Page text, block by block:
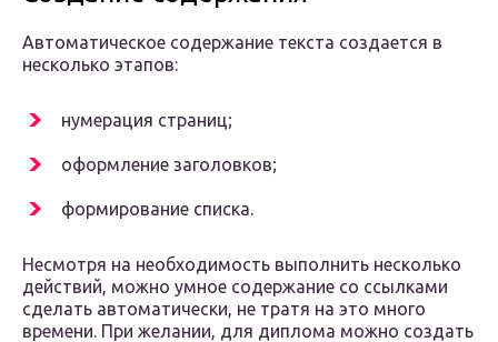
Автоматическое содержание текста создается в
несколько этапов:
нумерация страниц;
оформление заголовков;
формирование списка.
Несмотря на необходимость выполнить несколько
действий, можно умное содержание со ссылками
сделать автоматически, не тратя на это много
времени. При желании, для диплома можно создать